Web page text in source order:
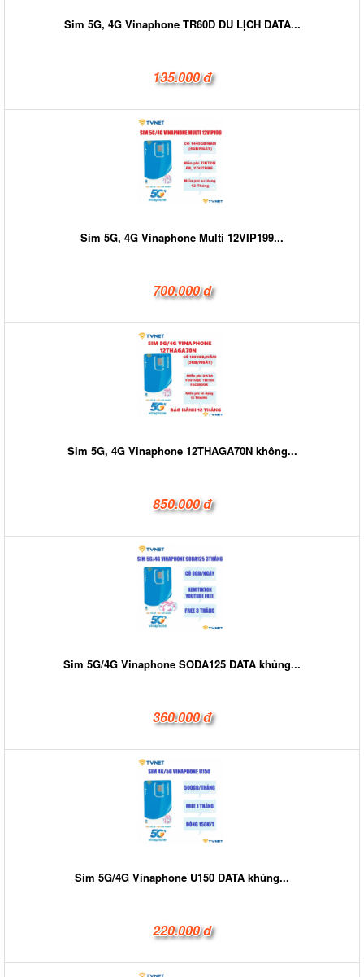
Sim 5G, 4G Vinaphone TR60D DU LỊCH DATA...
135.000 đ
Sim 5G, 4G Vinaphone Multi 12VIP199...
700.000 đ
Sim 5G, 4G Vinaphone 12THAGA70N không...
850.000 đ
Sim 5G/4G Vinaphone SODA125 DATA khủng...
360.000 đ
Sim 5G/4G Vinaphone U150 DATA khủng...
220.000 đ